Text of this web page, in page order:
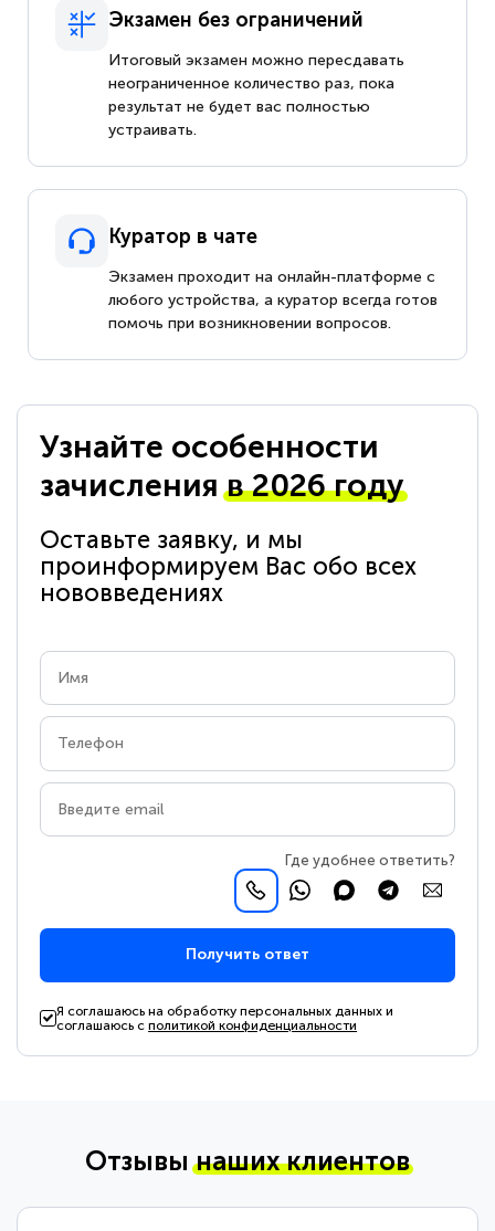
Экзамен без ограничений
Итоговый экзамен можно пересдавать
неограниченное количество раз, пока
результат не будет вас полностью
устраивать.
Куратор в чате
Экзамен проходит на онлайн-платформе с
любого устройства, а куратор всегда готов
помочь при возникновении вопросов.
Узнайте особенности
зачисленияв 2026 году
Оставьте заявку, и мы
проинформируем Вас обо всех
нововведениях
Где удобнее ответить?
Получить ответ
Я соглашаюсь на обработку персональных данных и
соглашаюсь сполитикой конфиденциальности
Отзывынаших клиентов